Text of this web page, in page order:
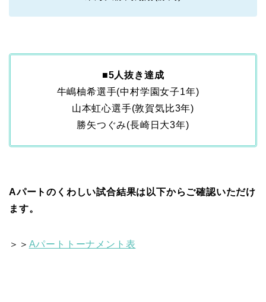
■5人抜き達成
牛嶋柚希選手(中村学園女子1年)
山本虹心選手(敦賀気比3年)
勝矢つぐみ(長崎日大3年)
Aパートのくわしい試合結果は以下からご確認いただけ
ます。
＞＞ Aパートトーナメント表